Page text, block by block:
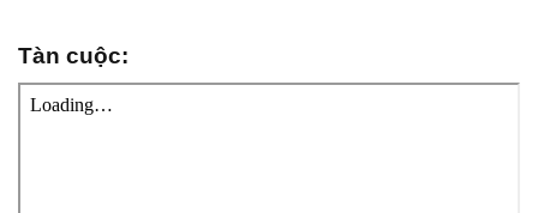
Tàn cuộc: